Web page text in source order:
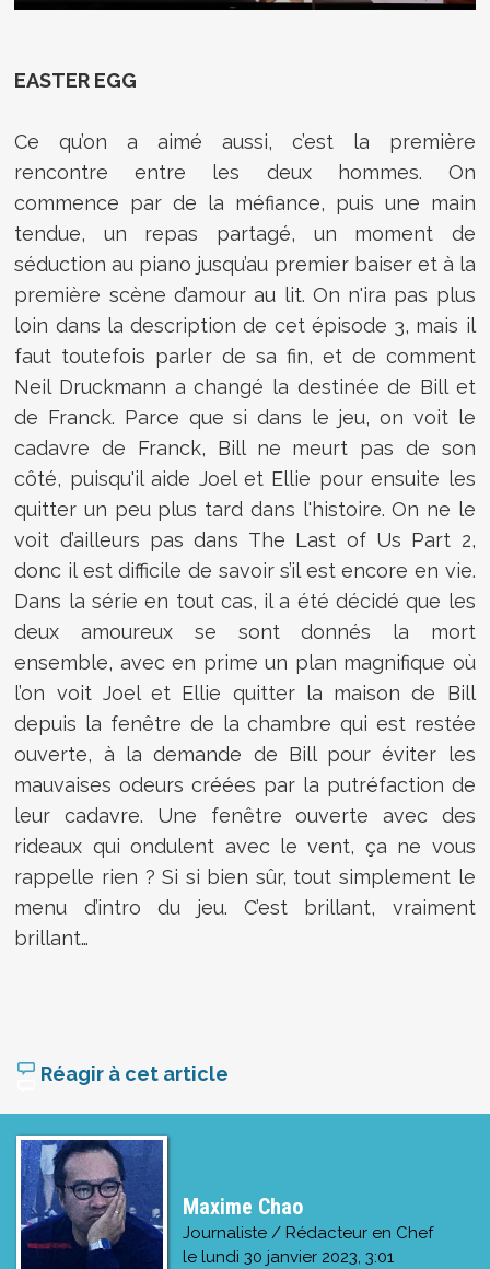
EASTER EGG
Ce qu’on a aimé aussi, c’est la première
rencontre entre les deux hommes. On
commence par de la méfiance, puis une main
tendue, un repas partagé, un moment de
séduction au piano jusqu’au premier baiser et à la
première scène d’amour au lit. On n'ira pas plus
loin dans la description de cet épisode 3, mais il
faut toutefois parler de sa fin, et de comment
Neil Druckmann a changé la destinée de Bill et
de Franck. Parce que si dans le jeu, on voit le
cadavre de Franck, Bill ne meurt pas de son
côté, puisqu'il aide Joel et Ellie pour ensuite les
quitter un peu plus tard dans l'histoire. On ne le
voit d’ailleurs pas dans The Last of Us Part 2,
donc il est difficile de savoir s’il est encore en vie.
Dans la série en tout cas, il a été décidé que les
deux amoureux se sont donnés la mort
ensemble, avec en prime un plan magnifique où
l’on voit Joel et Ellie quitter la maison de Bill
depuis la fenêtre de la chambre qui est restée
ouverte, à la demande de Bill pour éviter les
mauvaises odeurs créées par la putréfaction de
leur cadavre. Une fenêtre ouverte avec des
rideaux qui ondulent avec le vent, ça ne vous
rappelle rien ? Si si bien sûr, tout simplement le
menu d’intro du jeu. C’est brillant, vraiment
brillant…
Réagir à cet article
Maxime Chao
Journaliste / Rédacteur en Chef
le lundi 30 janvier 2023, 3:01